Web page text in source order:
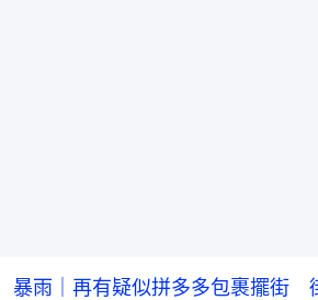
暴雨｜再有疑似拼多多包裹擺街